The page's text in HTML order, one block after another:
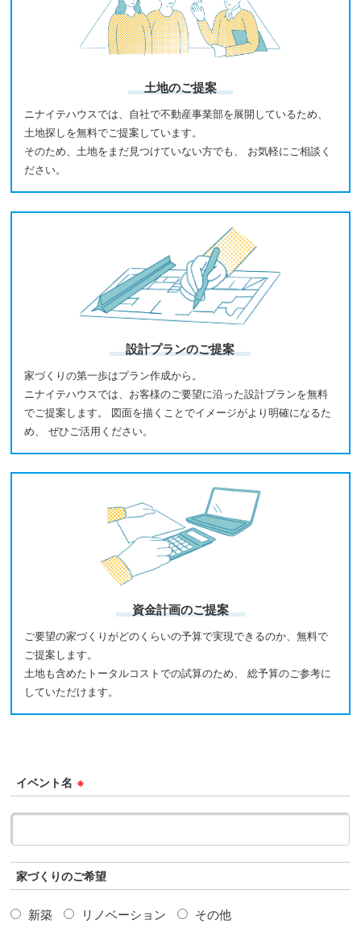
土地のご提案
ニナイテハウスでは、自社で不動産事業部を展開しているため、
土地探しを無料でご提案しています。
そのため、土地をまだ見つけていない方でも、 お気軽にご相談く
ださい。
設計プランのご提案
家づくりの第一歩はプラン作成から。
ニナイテハウスでは、お客様のご要望に沿った設計プランを無料
でご提案します。 図面を描くことでイメージがより明確になるた
め、 ぜひご活用ください。
資金計画のご提案
ご要望の家づくりがどのくらいの予算で実現できるのか、無料で
ご提案します。
土地も含めたトータルコストでの試算のため、 総予算のご参考に
していただけます。
イベント名 ※
家づくりのご希望
新築 リノベーション その他